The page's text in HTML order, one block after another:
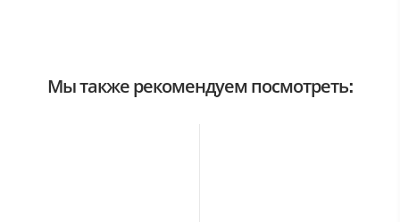
Мы также рекомендуем посмотреть: